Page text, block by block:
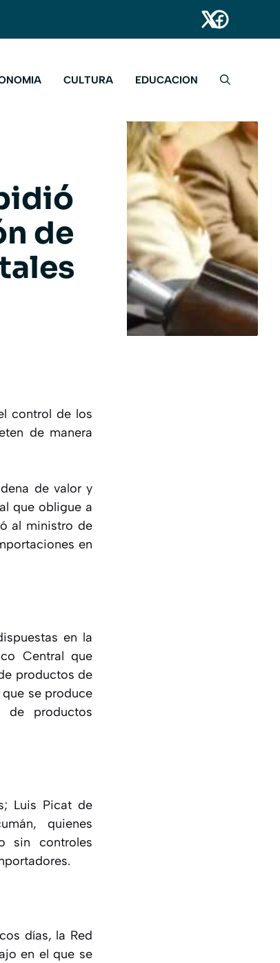
CULTURA EDUCACION
de
control de los
de manera
de valor y
que obligue a
al ministro de
en
en la
Central que
productos de
se produce
de productos
Luis Picat de
quienes
sin controles
días, la Red
en el que se